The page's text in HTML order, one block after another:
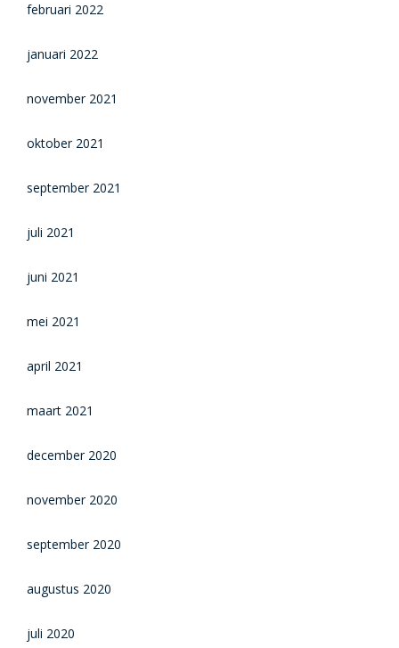
februari 2022
januari 2022
november 2021
oktober 2021
september 2021
juli 2021
juni 2021
mei 2021
april 2021
maart 2021
december 2020
november 2020
september 2020
augustus 2020
juli 2020